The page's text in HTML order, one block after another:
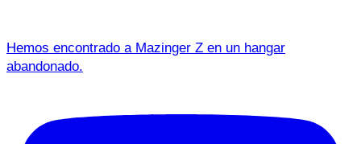
Hemos encontrado a Mazinger Z en un hangar
abandonado.